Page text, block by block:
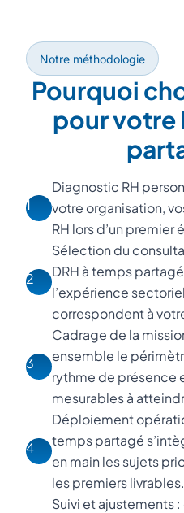
Notre méthodologie
Pourquoi
pour votre
1
Diagnostic RH
votre organisation,
RH lors d’un
2
Sélection du
DRH à temps
l’expérience
correspondent à
3
Cadrage de la
ensemble le
rythme de présence
mesurables à
4
Déploiement
temps partagé
en main les sujets
les premiers livrables.
Suivi et ajustements